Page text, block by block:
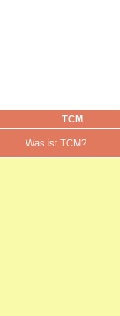
TCM
Was ist TCM?